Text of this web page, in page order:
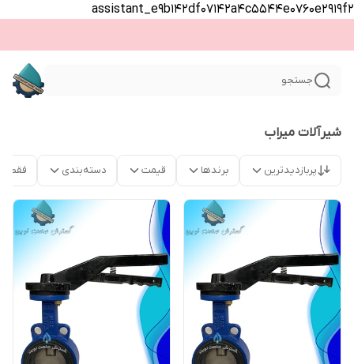
assistant_e9b142df07142a4c5544e0760e2919f2
جستجو
شیرآلات میراب
پربازدیدترین برندها قیمت دسته‌بندی فقط